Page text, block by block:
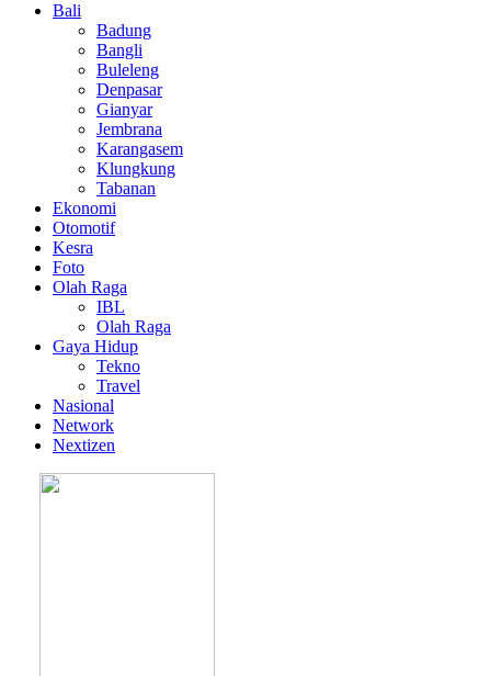
Bali
Badung
Bangli
Buleleng
Denpasar
Gianyar
Jembrana
Karangasem
Klungkung
Tabanan
Ekonomi
Otomotif
Kesra
Foto
Olah Raga
IBL
Olah Raga
Gaya Hidup
Tekno
Travel
Nasional
Network
Nextizen